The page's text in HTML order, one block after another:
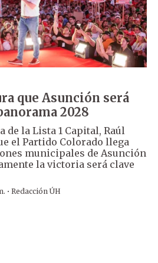
que Asunción será
2028
de la Lista 1 Capital, Raúl
el Partido Colorado llega
municipales de Asunción
la victoria será clave
·Redacción ÚH